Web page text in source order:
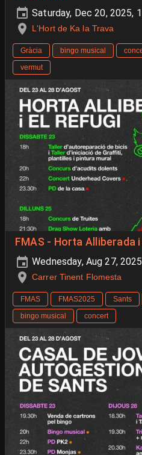
Saturday, Dec 20, 2025,
L'Hort de Ka la Trava
Gràcia bingo musical
vermut
FMAS - Horta Alliberada
Wednesday, Aug 27,
Carrer Tinent Flomesta
FMAS FMAS2025 Sants
bingo musical
concert